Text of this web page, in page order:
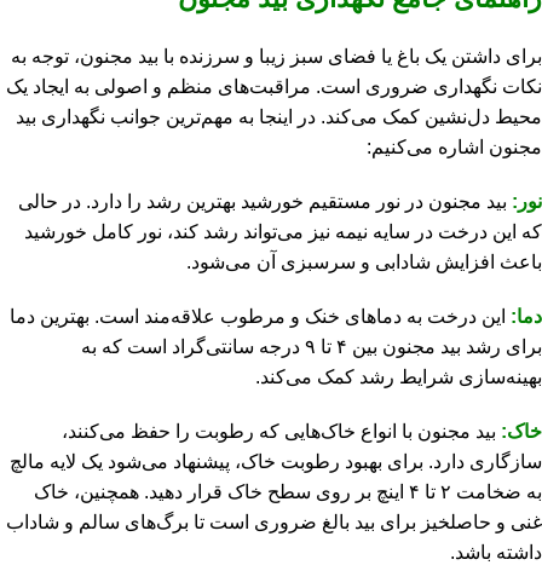
برای داشتن یک باغ یا فضای سبز زیبا و سرزنده با بید مجنون، توجه به
نکات نگهداری ضروری است. مراقبت‌های منظم و اصولی به ایجاد یک
محیط دل‌نشین کمک می‌کند. در اینجا به مهم‌ترین جوانب نگهداری بید
مجنون اشاره می‌کنیم:
نور: بید مجنون در نور مستقیم خورشید بهترین رشد را دارد. در حالی
که این درخت در سایه نیمه نیز می‌تواند رشد کند، نور کامل خورشید
باعث افزایش شادابی و سرسبزی آن می‌شود.
دما: این درخت به دماهای خنک و مرطوب علاقه‌مند است. بهترین دما
برای رشد بید مجنون بین ۴ تا ۹ درجه سانتی‌گراد است که به
بهینه‌سازی شرایط رشد کمک می‌کند.
خاک: بید مجنون با انواع خاک‌هایی که رطوبت را حفظ می‌کنند،
سازگاری دارد. برای بهبود رطوبت خاک، پیشنهاد می‌شود یک لایه مالچ
به ضخامت ۲ تا ۴ اینچ بر روی سطح خاک قرار دهید. همچنین، خاک
غنی و حاصلخیز برای بید بالغ ضروری است تا برگ‌های سالم و شاداب
داشته باشد.